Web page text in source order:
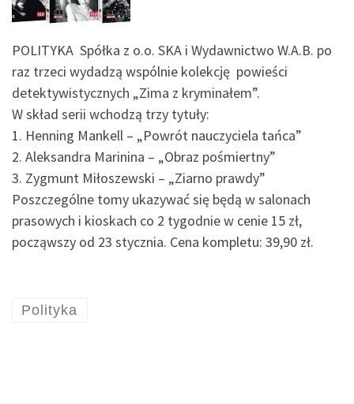
POLITYKA Spółka z o.o. SKA i Wydawnictwo W.A.B. po
raz trzeci wydadzą wspólnie kolekcję powieści
detektywistycznych „Zima z kryminałem”.
W skład serii wchodzą trzy tytuły:
1. Henning Mankell – „Powrót nauczyciela tańca”
2. Aleksandra Marinina – „Obraz pośmiertny”
3. Zygmunt Miłoszewski – „Ziarno prawdy”
Poszczególne tomy ukazywać się będą w salonach
prasowych i kioskach co 2 tygodnie w cenie 15 zł,
począwszy od 23 stycznia. Cena kompletu: 39,90 zł.
Polityka